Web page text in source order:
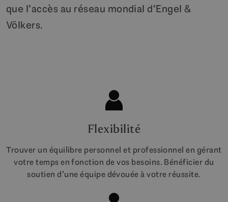
que l’accès au réseau mondial d’Engel &
Völkers.
Flexibilité
Trouver un équilibre personnel et professionnel en gérant
votre temps en fonction de vos besoins. Bénéficier du
soutien d’une équipe dévouée à votre réussite.